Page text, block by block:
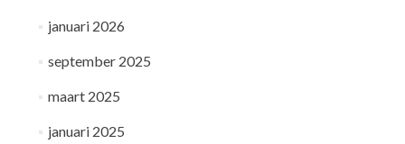
januari 2026
september 2025
maart 2025
januari 2025